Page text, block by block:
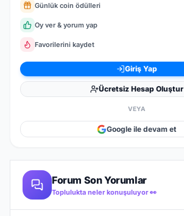
Günlük coin ödülleri
Oy ver & yorum yap
Favorilerini kaydet
Giriş Yap
Ücretsiz Hesap Oluştur
VEYA
Google ile devam et
Forum Son Yorumlar
Toplulukta neler konuşuluyor 👀